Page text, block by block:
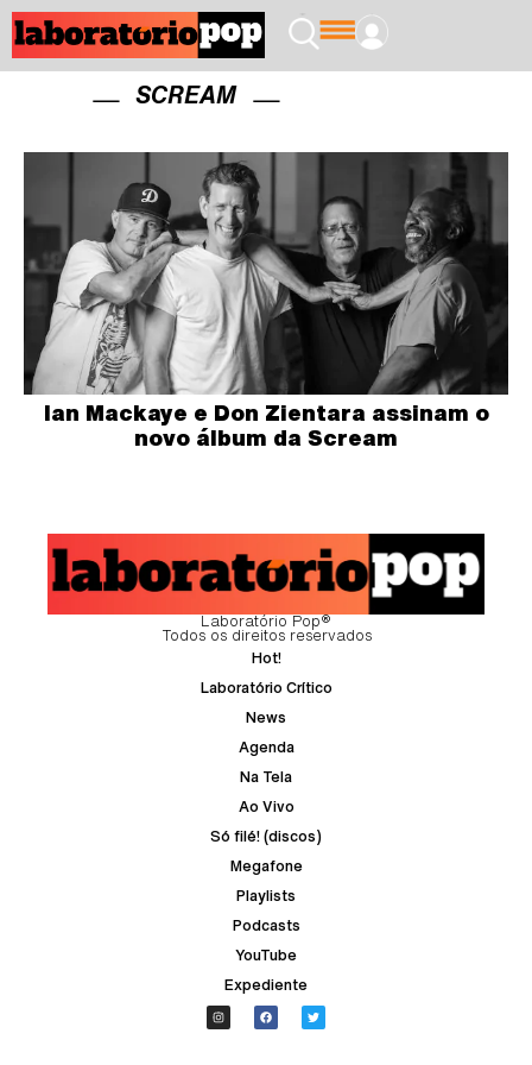
SCREAM
Ian Mackaye e Don Zientara assinam o
novo álbum da Scream
Laboratório Pop®
Todos os direitos reservados
Hot!
Laboratório Crítico
News
Agenda
Na Tela
Ao Vivo
Só filé! (discos)
Megafone
Playlists
Podcasts
YouTube
Expediente